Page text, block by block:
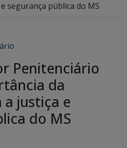
segurança pública do MS
Penitenciário
da
justiça e
do MS